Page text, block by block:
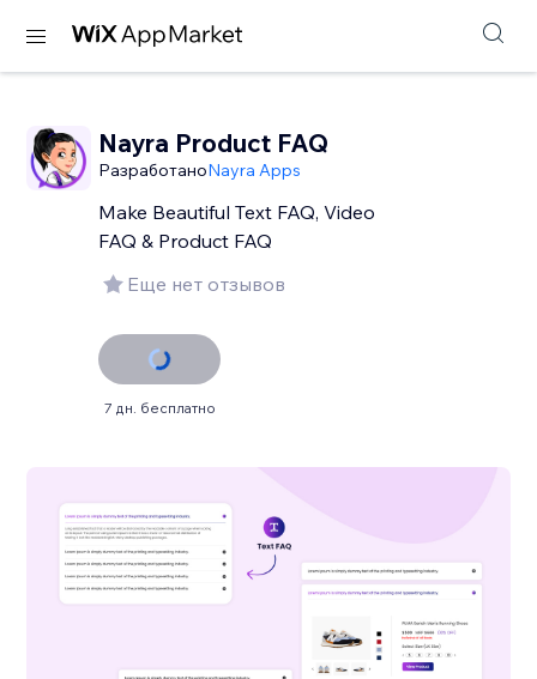
Nayra Product FAQ
РазработаноNayra Apps
Make Beautiful Text FAQ, Video
FAQ & Product FAQ
Еще нет отзывов
7 дн. бесплатно